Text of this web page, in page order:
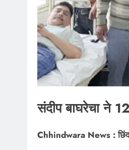
संदीप बाघरेचा ने
Chhindwara News :